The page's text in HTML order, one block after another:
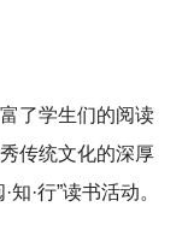
了学生们的阅读
传统文化的深厚
·行”读书活动。